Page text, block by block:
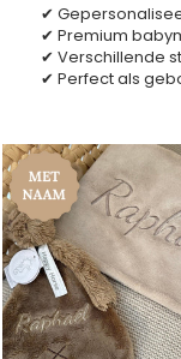
✔
✔ Premium
✔ Verschillende
✔ Perfect als